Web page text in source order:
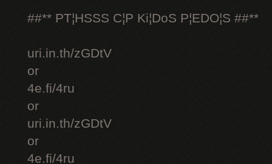
##** PT¦HSSS C¦P Ki¦DoS P¦EDO¦S ##**
uri.in.th/zGDtV
or
4e.fi/4ru
or
uri.in.th/zGDtV
or
4e.fi/4ru